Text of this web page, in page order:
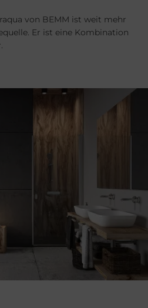
von BEMM ist weit mehr
Er ist eine Kombination